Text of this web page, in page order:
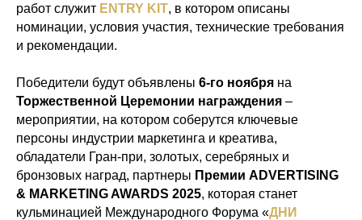
работ служит ENTRY KIT, в котором описаны
номинации, условия участия, технические требования
и рекомендации.
Победители будут объявлены 6-го ноября на
Торжественной Церемонии награждения –
мероприятии, на котором соберутся ключевые
персоны индустрии маркетинга и креатива,
обладатели Гран-при, золотых, серебряных и
бронзовых наград, партнеры Премии ADVERTISING
& MARKETING AWARDS 2025, которая станет
кульминацией Международного Форума «ДНИ